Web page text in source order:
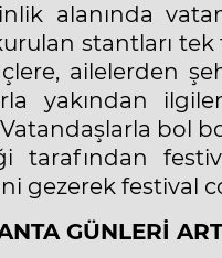
alanında
stantları
ailelerden
yakından
bol
tarafından
gezerek festival
GÜNLERİ